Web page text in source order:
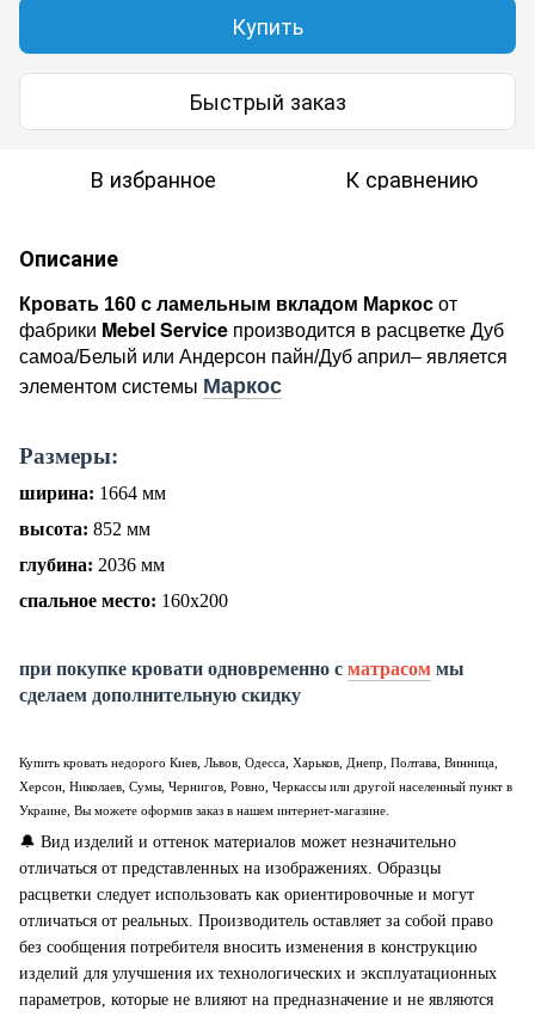
Купить
Быстрый заказ
В избранное К сравнению
Описание
Кровать 160 с ламельным вкладом Маркос от
фабрики Mebel Service производится в расцветке Дуб
самоа/Белый или Андерсон пайн/Дуб април– является
элементом системы Маркос
Размеры:
ширина: 1664 мм
высота: 852 мм
глубина: 2036 мм
спальное место: 160х200
при покупке кровати одновременно с матрасом мы
сделаем дополнительную скидку
Купить кровать недорого Киев, Львов, Одесса, Харьков, Днепр, Полтава, Винница,
Херсон, Николаев, Сумы, Чернигов, Ровно, Черкассы или другой населенный пункт в
Украине, Вы можете оформив заказ в нашем интернет-магазине.
🔔 Вид изделий и оттенок материалов может незначительно
отличаться от представленных на изображениях. Образцы
расцветки следует использовать как ориентировочные и могут
отличаться от реальных. Производитель оставляет за собой право
без сообщения потребителя вносить изменения в конструкцию
изделий для улучшения их технологических и эксплуатационных
параметров, которые не влияют на предназначение и не являются